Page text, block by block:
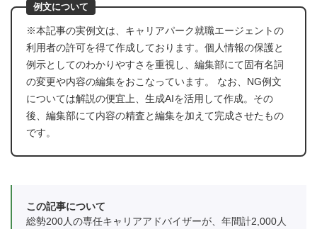
例文について
※本記事の実例文は、キャリアパーク就職エージェントの
利用者の許可を得て作成しております。個人情報の保護と
例示としてのわかりやすさを重視し、編集部にて固有名詞
の変更や内容の編集をおこなっています。 なお、NG例文
については解説の便宜上、生成AIを活用して作成。その
後、編集部にて内容の精査と編集を加えて完成させたもの
です。
この記事について
総勢200人の専任キャリアアドバイザーが、年間計2,000人